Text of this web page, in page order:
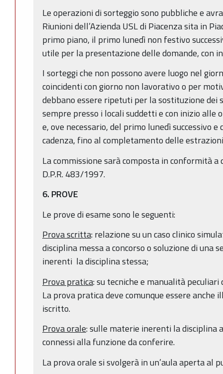
Le operazioni di sorteggio sono pubbliche e
Riunioni dell’Azienda USL di Piacenza sita in
primo piano, il primo lunedì non festivo
utile per la presentazione delle domande, con
I sorteggi che non possono avere luogo nel
coincidenti con giorno non lavorativo o per
debbano essere ripetuti per la sostituzione
sempre presso i locali suddetti e con inizio alle
e, ove necessario, del primo lunedì successivo
cadenza, fino al completamento delle
La commissione sarà composta in conformità
D.P.R. 483/1997.
6. PROVE
Le prove di esame sono le seguenti:
Prova scritta: relazione su un caso clinico
disciplina messa a concorso o soluzione di una
inerenti la disciplina stessa;
Prova pratica: su tecniche e manualità peculiari
La prova pratica deve comunque essere
iscritto.
Prova orale: sulle materie inerenti la disciplina
connessi alla funzione da conferire.
La prova orale si svolgerà in un’aula aperta al